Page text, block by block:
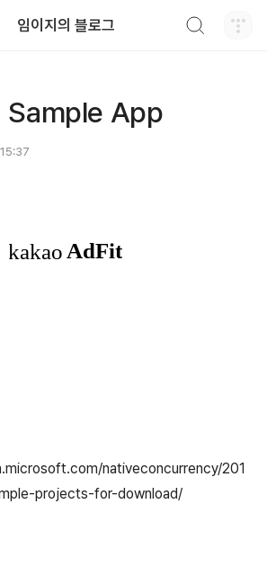
임이지의 블로그
App
nativeconcurrency/201
projects-for-download/